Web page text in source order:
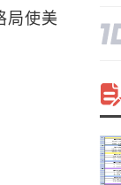
局使美